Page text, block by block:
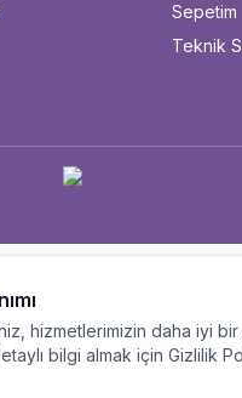
Sepetim
Teknik
hizmetlerimizin daha iyi
bilgi almak için Gizlilik